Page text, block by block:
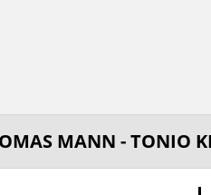
MANN - TONIO